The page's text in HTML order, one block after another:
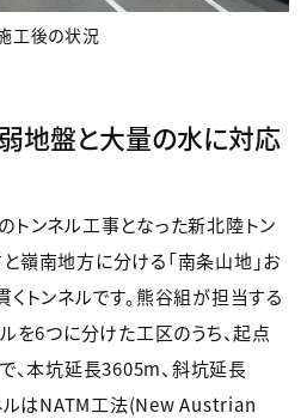
工後の状況
地盤と大量の水に対応
トンネル工事となった新北陸トン
嶺南地方に分ける「南条山地」お
くトンネルです。熊谷組が担当する
を6つに分けた工区のうち、起点
、本坑延長3605m、斜坑延長
ルはNATM工法(New Austrian